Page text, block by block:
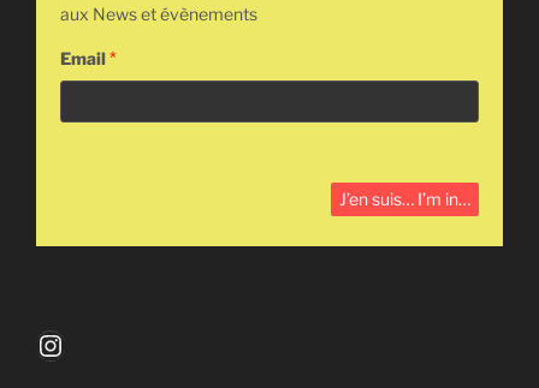
aux News et évènements
Email*
Instagram